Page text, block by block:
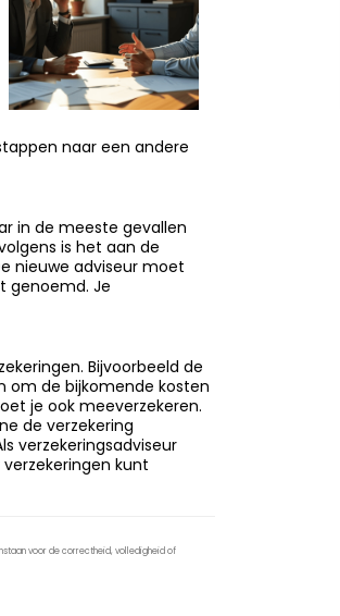
naar een andere
in de meeste gevallen
is het aan de
nieuwe adviseur moet
genoemd. Je
Bijvoorbeeld de
om de bijkomende kosten
je ook meeverzekeren.
de verzekering
verzekeringsadviseur
kunt
voor de correctheid, volledigheid of